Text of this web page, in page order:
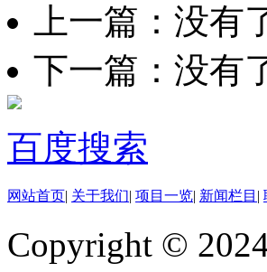
上一篇：没有
下一篇：没有
百度搜索
网站首页| 关于我们| 项目一览| 新闻栏目 |
Copyright ©